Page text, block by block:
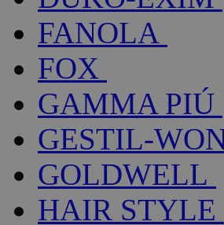
FANOLA
FOX
GAMMA PIÚ
GESTIL-
GOLDWELL
HAIR STYLE